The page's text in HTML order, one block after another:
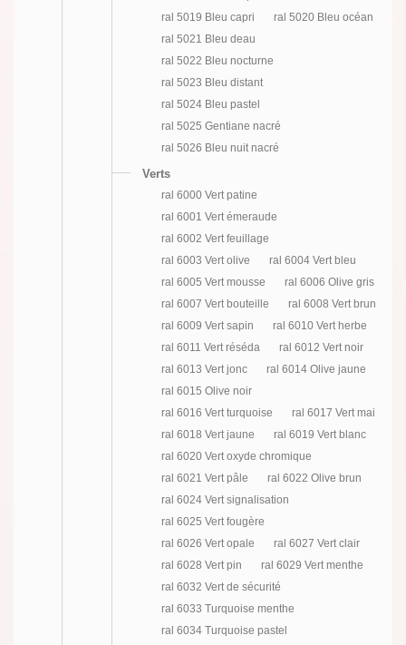
ral 5019 Bleu capri
ral 5020 Bleu océan
ral 5021 Bleu deau
ral 5022 Bleu nocturne
ral 5023 Bleu distant
ral 5024 Bleu pastel
ral 5025 Gentiane nacré
ral 5026 Bleu nuit nacré
Verts
ral 6000 Vert patine
ral 6001 Vert émeraude
ral 6002 Vert feuillage
ral 6003 Vert olive
ral 6004 Vert bleu
ral 6005 Vert mousse
ral 6006 Olive gris
ral 6007 Vert bouteille
ral 6008 Vert brun
ral 6009 Vert sapin
ral 6010 Vert herbe
ral 6011 Vert réséda
ral 6012 Vert noir
ral 6013 Vert jonc
ral 6014 Olive jaune
ral 6015 Olive noir
ral 6016 Vert turquoise
ral 6017 Vert mai
ral 6018 Vert jaune
ral 6019 Vert blanc
ral 6020 Vert oxyde chromique
ral 6021 Vert pâle
ral 6022 Olive brun
ral 6024 Vert signalisation
ral 6025 Vert fougère
ral 6026 Vert opale
ral 6027 Vert clair
ral 6028 Vert pin
ral 6029 Vert menthe
ral 6032 Vert de sécurité
ral 6033 Turquoise menthe
ral 6034 Turquoise pastel